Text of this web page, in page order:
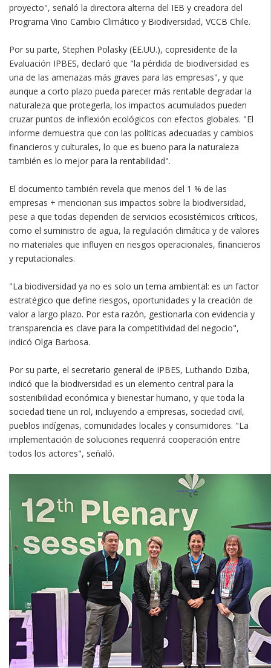
proyecto", señaló la directora alterna del IEB y creadora del
Programa Vino Cambio Climático y Biodiversidad, VCCB Chile.
Por su parte, Stephen Polasky (EE.UU.), copresidente de la
Evaluación IPBES, declaró que "la pérdida de biodiversidad es
una de las amenazas más graves para las empresas", y que
aunque a corto plazo pueda parecer más rentable degradar la
naturaleza que protegerla, los impactos acumulados pueden
cruzar puntos de inflexión ecológicos con efectos globales. "El
informe demuestra que con las políticas adecuadas y cambios
financieros y culturales, lo que es bueno para la naturaleza
también es lo mejor para la rentabilidad".
El documento también revela que menos del 1 % de las
empresas + mencionan sus impactos sobre la biodiversidad,
pese a que todas dependen de servicios ecosistémicos críticos,
como el suministro de agua, la regulación climática y de valores
no materiales que influyen en riesgos operacionales, financieros
y reputacionales.
"La biodiversidad ya no es solo un tema ambiental: es un factor
estratégico que define riesgos, oportunidades y la creación de
valor a largo plazo. Por esta razón, gestionarla con evidencia y
transparencia es clave para la competitividad del negocio",
indicó Olga Barbosa.
Por su parte, el secretario general de IPBES, Luthando Dziba,
indicó que la biodiversidad es un elemento central para la
sostenibilidad económica y bienestar humano, y que toda la
sociedad tiene un rol, incluyendo a empresas, sociedad civil,
pueblos indígenas, comunidades locales y consumidores. "La
implementación de soluciones requerirá cooperación entre
todos los actores", señaló.